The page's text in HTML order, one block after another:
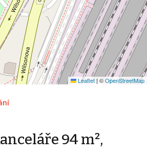
Leaflet | ©OpenStreetMap
94 m²,